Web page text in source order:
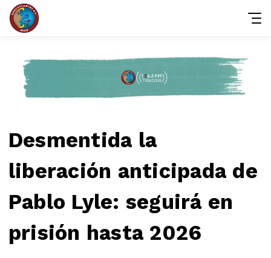
Desmentida la
liberación anticipada de
Pablo Lyle: seguirá en
prisión hasta 2026